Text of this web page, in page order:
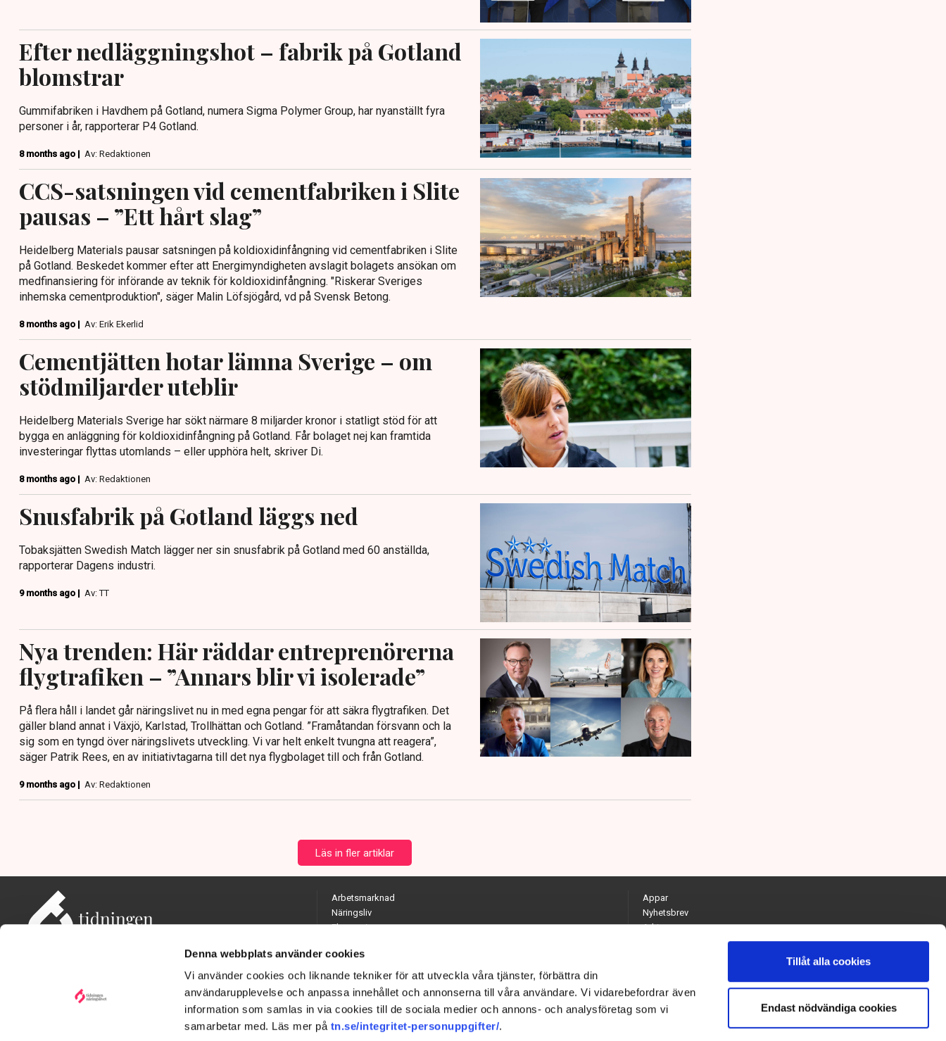
Denna webbplats använder cookies
Vi använder cookies och liknande tekniker för att utveckla våra tjänster, förbättra din
användarupplevelse och anpassa innehållet och annonserna till våra användare. Vi vidarebefordrar även
information som samlas in via cookies till de sociala medier och annons- och analysföretag som vi
samarbetar med. Läs mer på tn.se/integritet-personuppgifter/.
Tillåt alla cookies
Endast nödvändiga cookies
Efter nedläggningshot – fabrik på Gotland
blomstrar
Gummifabriken i Havdhem på Gotland, numera Sigma Polymer Group, har nyanställt fyra
personer i år, rapporterar P4 Gotland.
8 months ago | Av: Redaktionen
CCS-satsningen vid cementfabriken i Slite
pausas – ”Ett hårt slag”
Heidelberg Materials pausar satsningen på koldioxidinfångning vid cementfabriken i Slite
på Gotland. Beskedet kommer efter att Energimyndigheten avslagit bolagets ansökan om
medfinansiering för införande av teknik för koldioxidinfångning. "Riskerar Sveriges
inhemska cementproduktion", säger Malin Löfsjögård, vd på Svensk Betong.
8 months ago | Av: Erik Ekerlid
Cementjätten hotar lämna Sverige – om
stödmiljarder uteblir
Heidelberg Materials Sverige har sökt närmare 8 miljarder kronor i statligt stöd för att
bygga en anläggning för koldioxidinfångning på Gotland. Får bolaget nej kan framtida
investeringar flyttas utomlands – eller upphöra helt, skriver Di.
8 months ago | Av: Redaktionen
Snusfabrik på Gotland läggs ned
Tobaksjätten Swedish Match lägger ner sin snusfabrik på Gotland med 60 anställda,
rapporterar Dagens industri.
9 months ago | Av: TT
Nya trenden: Här räddar entreprenörerna
flygtrafiken – ”Annars blir vi isolerade”
På flera håll i landet går näringslivet nu in med egna pengar för att säkra flygtrafiken. Det
gäller bland annat i Växjö, Karlstad, Trollhättan och Gotland. ”Framåtandan försvann och la
sig som en tyngd över näringslivets utveckling. Vi var helt enkelt tvungna att reagera”,
säger Patrik Rees, en av initiativtagarna till det nya flygbolaget till och från Gotland.
9 months ago | Av: Redaktionen
Läs in fler artiklar
Adress: Tidningen Näringslivet, 114 82 Stockholm
Besöksadress: Storgatan 19, Stockholm
Arbetsmarknad
Näringsliv
Ekonomi
Opinion
Hållbarhet
Utrikes
Quiz
Appar
Nyhetsbrev
Arkiv
Kontakta redaktionen
Chefredaktör och ansvarig utgivare: